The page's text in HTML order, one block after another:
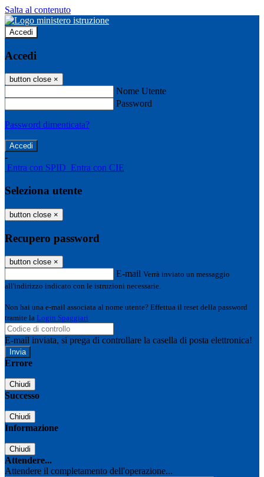
Salta al contenuto
Accedi
Accedi
button close ×
Nome Utente
Password
Password dimenticata?
-
Entra con SPID Entra con CIE
Seleziona utente
button close ×
Recupero password
button close ×
E-mail Verrà inviato un messaggio
all'indirizzo indicato con le istruzioni necessarie.
Non hai una e-mail associata al nome utente? Effettua il reset della password
tramite la Login Spaggiari
E-mail inviata, si prega di controllare la casella di posta elettronica!
Errore
Chiudi
Successo
Chiudi
Informazione
Chiudi
Attendere...
Attendere il completamento dell'operazione...